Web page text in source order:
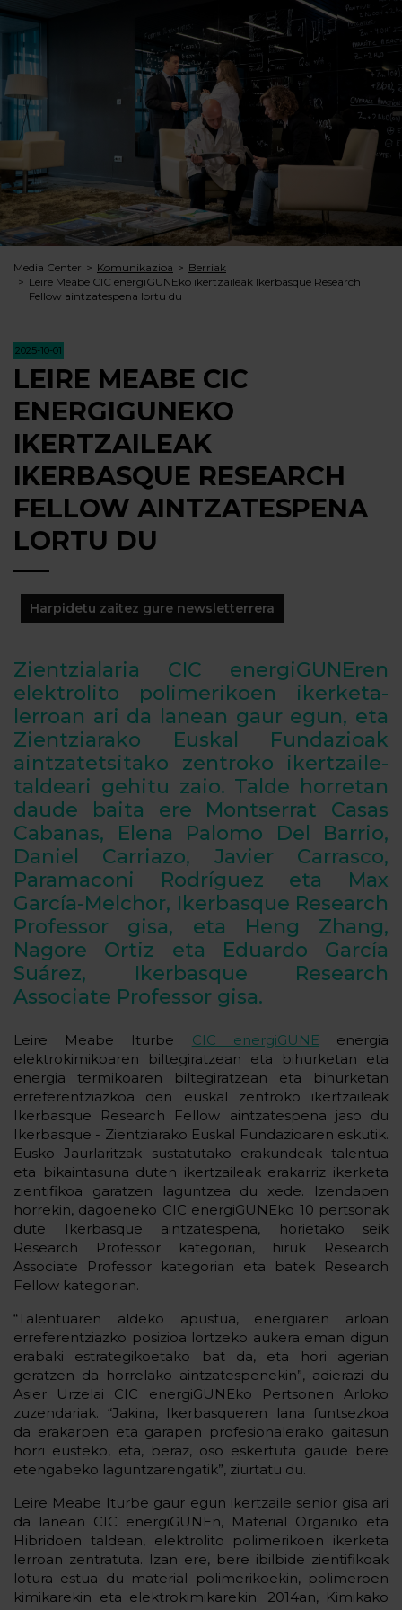
Media Center Komunikazioa
Berriak
Leire Meabe CIC energiGUNEko ikertzaileak Ikerbasque Research
Fellow aintzatespena lortu du
2025-10-01
LEIRE MEABE CIC
ENERGIGUNEKO
IKERTZAILEAK
IKERBASQUE RESEARCH
FELLOW AINTZATESPENA
LORTU DU
Harpidetu zaitez gure newsletterrera
Zientzialaria CIC energiGUNEren
elektrolito polimerikoen ikerketa-
lerroan ari da lanean gaur egun, eta
Zientziarako Euskal Fundazioak
aintzatetsitako zentroko ikertzaile-
taldeari gehitu zaio. Talde horretan
daude baita ere Montserrat Casas
Cabanas, Elena Palomo Del Barrio,
Daniel Carriazo, Javier Carrasco,
Paramaconi Rodríguez eta Max
García-Melchor, Ikerbasque Research
Professor gisa, eta Heng Zhang,
Nagore Ortiz eta Eduardo García
Suárez, Ikerbasque Research
Associate Professor gisa.
Leire Meabe Iturbe CIC energiGUNE energia
elektrokimikoaren biltegiratzean eta bihurketan eta
energia termikoaren biltegiratzean eta bihurketan
erreferentziazkoa den euskal zentroko ikertzaileak
Ikerbasque Research Fellow aintzatespena jaso du
Ikerbasque - Zientziarako Euskal Fundazioaren eskutik.
Eusko Jaurlaritzak sustatutako erakundeak talentua
eta bikaintasuna duten ikertzaileak erakarriz ikerketa
zientifikoa garatzen laguntzea du xede. Izendapen
horrekin, dagoeneko CIC energiGUNEko 10 pertsonak
dute Ikerbasque aintzatespena, horietako seik
Research Professor kategorian, hiruk Research
Associate Professor kategorian eta batek Research
Fellow kategorian.
“Talentuaren aldeko apustua, energiaren arloan
erreferentziazko posizioa lortzeko aukera eman digun
erabaki estrategikoetako bat da, eta hori agerian
geratzen da horrelako aintzatespenekin”, adierazi du
Asier Urzelai CIC energiGUNEko Pertsonen Arloko
zuzendariak. “Jakina, Ikerbasqueren lana funtsezkoa
da erakarpen eta garapen profesionalerako gaitasun
horri eusteko, eta, beraz, oso eskertuta gaude bere
etengabeko laguntzarengatik”, ziurtatu du.
Leire Meabe Iturbe gaur egun ikertzaile senior gisa ari
da lanean CIC energiGUNEn, Material Organiko eta
Hibridoen taldean, elektrolito polimerikoen ikerketa
lerroan zentratuta. Izan ere, bere ibilbide zientifikoak
lotura estua du material polimerikoekin, polimeroen
kimikarekin eta elektrokimikarekin. 2014an, Kimikako